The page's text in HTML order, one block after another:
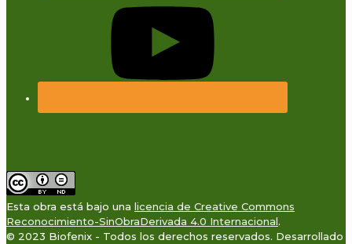
Esta obra está bajo una licencia de Creative Commons
Reconocimiento-SinObraDerivada 4.0 Internacional.
© 2023 Biofenix - Todos los derechos reservados. Desarrollado